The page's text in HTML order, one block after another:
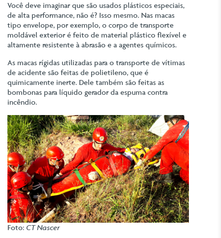
Você deve imaginar que são usados plásticos especiais,
de alta performance, não é? Isso mesmo. Nas macas
tipo envelope, por exemplo, o corpo de transporte
moldável exterior é feito de material plástico flexível e
altamente resistente à abrasão e a agentes químicos.
As macas rígidas utilizadas para o transporte de vítimas
de acidente são feitas de polietileno, que é
quimicamente inerte. Dele também são feitas as
bombonas para líquido gerador da espuma contra
incêndio.
Foto: CT Nascer